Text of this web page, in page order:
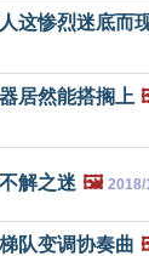
这惨烈迷底而
居然能搭搁上
解之迷 🖼️ 2018/
队变调协奏曲